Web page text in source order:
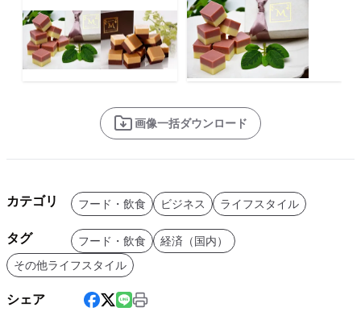
画像一括ダウンロード
カテゴリ フード・飲食 ビジネス ライフスタイル
タグ フード・飲食
経済（国内）
その他ライフスタイル
シェア